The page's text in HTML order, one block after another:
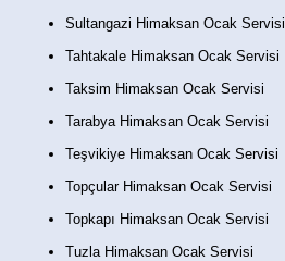
Sultangazi Himaksan Ocak Servisi
Tahtakale Himaksan Ocak Servisi
Taksim Himaksan Ocak Servisi
Tarabya Himaksan Ocak Servisi
Teşvikiye Himaksan Ocak Servisi
Topçular Himaksan Ocak Servisi
Topkapı Himaksan Ocak Servisi
Tuzla Himaksan Ocak Servisi